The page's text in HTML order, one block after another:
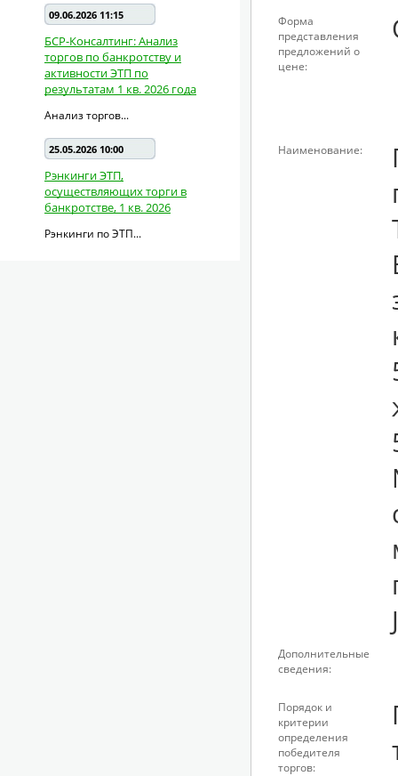
09.06.2026 11:15
БСР-Консалтинг: Анализ
торгов по банкротству и
активности ЭТП по
результатам 1 кв. 2026 года
Анализ торгов...
25.05.2026 10:00
Рэнкинги ЭТП,
осуществляющих торги в
банкротстве, 1 кв. 2026
Рэнкинги по ЭТП...
Форма
представления
предложений о
цене:
Наименование:
Дополнительные
сведения:
Порядок и
критерии
определения
победителя
торгов: